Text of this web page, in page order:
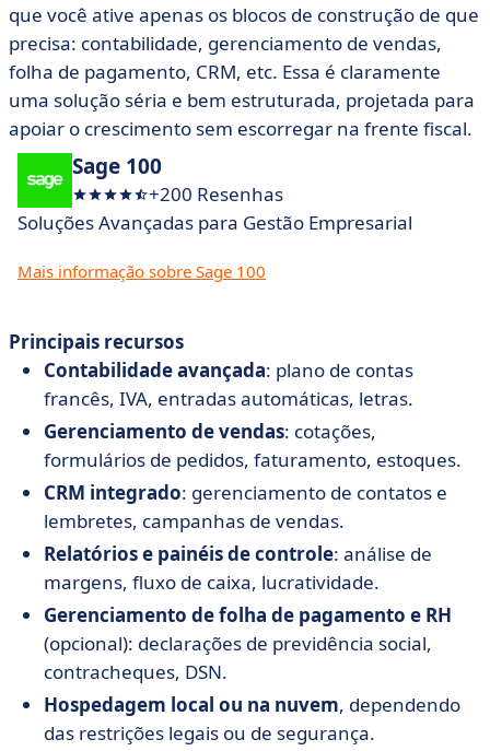
que você ative apenas os blocos de construção de que
precisa: contabilidade, gerenciamento de vendas,
folha de pagamento, CRM, etc. Essa é claramente
uma solução séria e bem estruturada, projetada para
apoiar o crescimento sem escorregar na frente fiscal.
Sage 100
+200 Resenhas
Soluções Avançadas para Gestão Empresarial
Mais informação sobre Sage 100
Principais recursos
Contabilidade avançada: plano de contas
francês, IVA, entradas automáticas, letras.
Gerenciamento de vendas: cotações,
formulários de pedidos, faturamento, estoques.
CRM integrado: gerenciamento de contatos e
lembretes, campanhas de vendas.
Relatórios e painéis de controle: análise de
margens, fluxo de caixa, lucratividade.
Gerenciamento de folha de pagamento e RH
(opcional): declarações de previdência social,
contracheques, DSN.
Hospedagem local ou na nuvem, dependendo
das restrições legais ou de segurança.